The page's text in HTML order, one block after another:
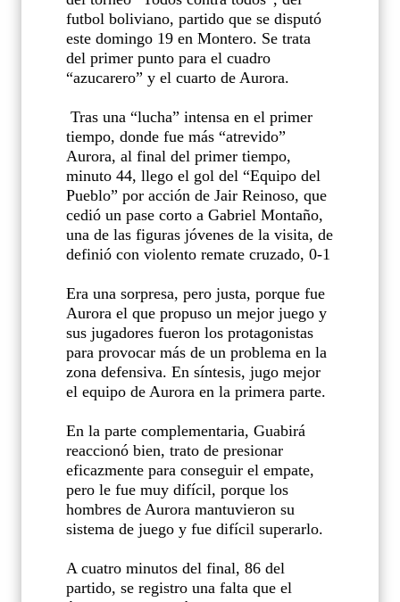
futbol boliviano, partido que se disputó
este domingo 19 en Montero. Se trata
del primer punto para el cuadro
“azucarero” y el cuarto de Aurora.
Tras una “lucha” intensa en el primer
tiempo, donde fue más “atrevido”
Aurora, al final del primer tiempo,
minuto 44, llego el gol del “Equipo del
Pueblo” por acción de Jair Reinoso, que
cedió un pase corto a Gabriel Montaño,
una de las figuras jóvenes de la visita, de
definió con violento remate cruzado, 0-1
Era una sorpresa, pero justa, porque fue
Aurora el que propuso un mejor juego y
sus jugadores fueron los protagonistas
para provocar más de un problema en la
zona defensiva. En síntesis, jugo mejor
el equipo de Aurora en la primera parte.
En la parte complementaria, Guabirá
reaccionó bien, trato de presionar
eficazmente para conseguir el empate,
pero le fue muy difícil, porque los
hombres de Aurora mantuvieron su
sistema de juego y fue difícil superarlo.
A cuatro minutos del final, 86 del
partido, se registro una falta que el